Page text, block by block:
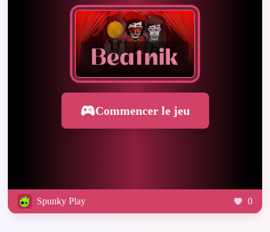
Commencer le jeu
Spunky Play 0